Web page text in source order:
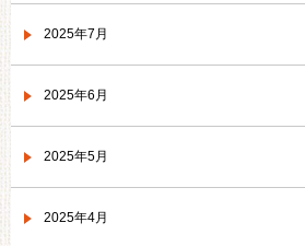
2025年7月
2025年6月
2025年5月
2025年4月